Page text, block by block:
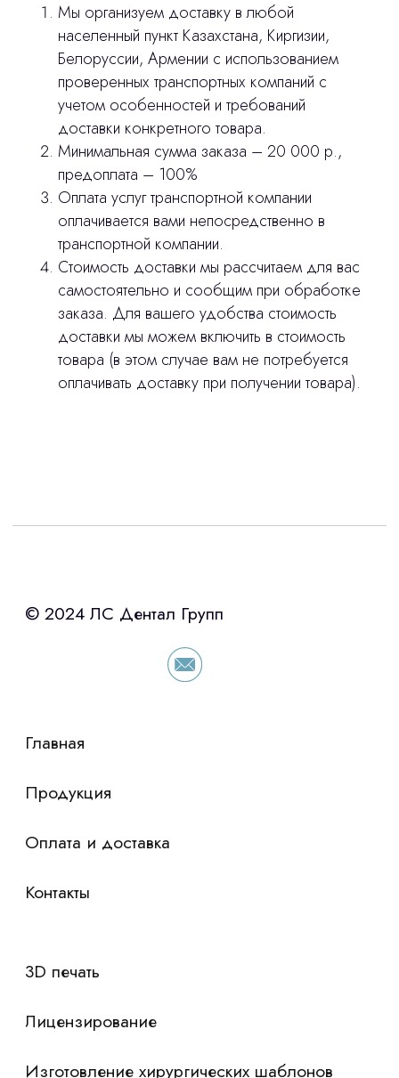
Мы организуем доставку в любой
населенный пункт Казахстана, Киргизии,
Белоруссии, Армении с использованием
проверенных транспортных компаний с
учетом особенностей и требований
доставки конкретного товара.
Минимальная сумма заказа – 20 000 р.,
предоплата – 100%
Оплата услуг транспортной компании
оплачивается вами непосредственно в
транспортной компании.
Стоимость доставки мы рассчитаем для вас
самостоятельно и сообщим при обработке
заказа. Для вашего удобства стоимость
доставки мы можем включить в стоимость
товара (в этом случае вам не потребуется
оплачивать доставку при получении товара).
Интересует лизинг?
«Уралпромлизинг» подберем выгодные
условия по лизингу оборудования,
просто оставьте контакты чтобы мы
сориентировали по условиям